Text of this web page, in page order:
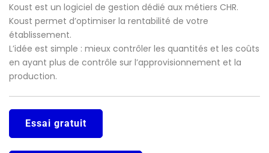
Koust est un logiciel de gestion dédié aux métiers CHR.
Koust permet d’optimiser la rentabilité de votre
établissement.
L’idée est simple : mieux contrôler les quantités et les coûts
en ayant plus de contrôle sur l’approvisionnement et la
production.
Essai gratuit